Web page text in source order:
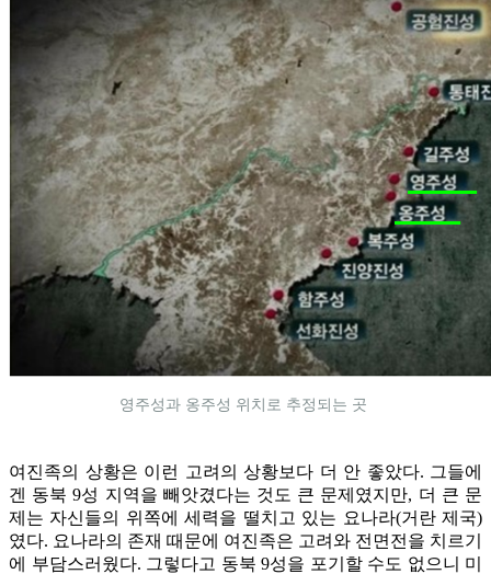
영주성과 옹주성 위치로 추정되는 곳
여진족의 상황은 이런 고려의 상황보다 더 안 좋았다. 그들에
겐 동북 9성 지역을 빼앗겼다는 것도 큰 문제였지만, 더 큰 문
제는 자신들의 위쪽에 세력을 떨치고 있는 요나라(거란 제국)
였다. 요나라의 존재 때문에 여진족은 고려와 전면전을 치르기
에 부담스러웠다. 그렇다고 동북 9성을 포기할 수도 없으니 미